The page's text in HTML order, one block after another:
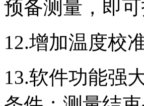
预备测量，即
12.增加温度校
13.软件功能强